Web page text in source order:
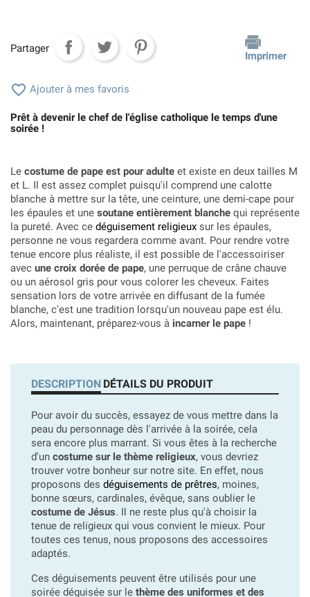
Partager
Imprimer
 Ajouter à mes favoris
Prêt à devenir le chef de l'église catholique le temps d'une
soirée !
Le costume de pape est pour adulte et existe en deux tailles M
et L. Il est assez complet puisqu'il comprend une calotte
blanche à mettre sur la tête, une ceinture, une demi-cape pour
les épaules et une soutane entièrement blanche qui représente
la pureté. Avec ce déguisement religieux sur les épaules,
personne ne vous regardera comme avant. Pour rendre votre
tenue encore plus réaliste, il est possible de l'accessoiriser
avec une croix dorée de pape, une perruque de crâne chauve
ou un aérosol gris pour vous colorer les cheveux. Faites
sensation lors de votre arrivée en diffusant de la fumée
blanche, c'est une tradition lorsqu'un nouveau pape est élu.
Alors, maintenant, préparez-vous à incarner le pape !
DESCRIPTION DÉTAILS DU PRODUIT
Pour avoir du succès, essayez de vous mettre dans la
peau du personnage dès l'arrivée à la soirée, cela
sera encore plus marrant. Si vous êtes à la recherche
d'un costume sur le thème religieux, vous devriez
trouver votre bonheur sur notre site. En effet, nous
proposons des déguisements de prêtres, moines,
bonne sœurs, cardinales, évêque, sans oublier le
costume de Jésus. Il ne reste plus qu'à choisir la
tenue de religieux qui vous convient le mieux. Pour
toutes ces tenus, nous proposons des accessoires
adaptés.
Ces déguisements peuvent être utilisés pour une
soirée déguisée sur le thème des uniformes et des